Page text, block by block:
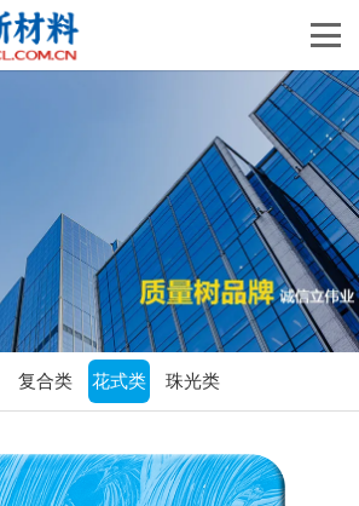
复合类 花式类 珠光类